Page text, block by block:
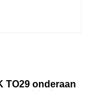
TO29 onderaan